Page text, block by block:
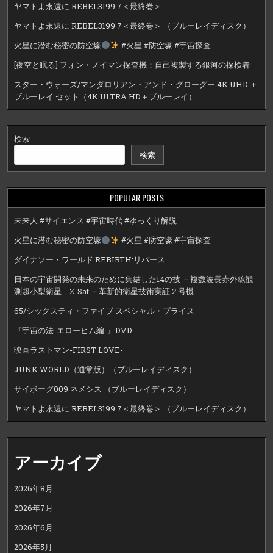
ヤマトよ永遠に REBEL3199 7＜最終巻＞
ヤマトよ永遠に REBEL3199 7＜最終巻＞ （ブルーレイディスク）
火星に潜む秘密の防空壕
#火星 #防空壕 #宇宙探査
[夜空と眠る] フォン・ノイマン探査機：自己複製する銀河の探検者
スター・ウォーズ/マンダロリアン・アンド・グローグー 4K UHD ＋
ブルーレイ セット（4K ULTRA HD＋ブルーレイ）
検索
検索
POPULAR POSTS
未来人 #サイエンス #宇宙時代 #ゆっくり解説
火星に潜む秘密の防空壕
#火星 #防空壕 #宇宙探査
ダイナソー・ワールド REBIRTH:リバース
日本の宇宙開発の未来のために集結した14の技 －複数波長赤外線観
測超小型衛星 Z-Sat －革新的衛星技術実証２号機
65/シックスティ・ファイブ スペシャル・プライス
『宇宙の法-エローヒム編-』DVD
映画ラストマン-FIRST LOVE-
JUNK WORLD（通常版）（ブルーレイディスク）
サイボーグ009 ネメシス （ブルーレイディスク）
ヤマトよ永遠に REBEL3199 7＜最終巻＞ （ブルーレイディスク）
アーカイブ
2026年8月
2026年7月
2026年6月
2026年5月